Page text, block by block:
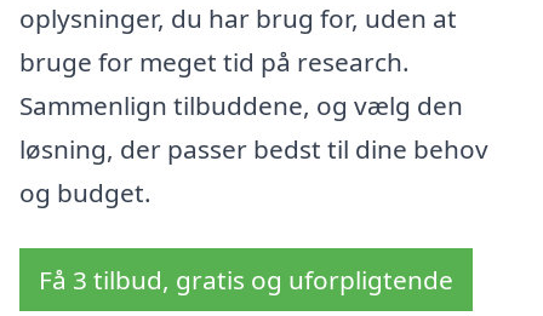
oplysninger, du har brug for, uden at
bruge for meget tid på research.
Sammenlign tilbuddene, og vælg den
løsning, der passer bedst til dine behov
og budget.
Få 3 tilbud, gratis og uforpligtende